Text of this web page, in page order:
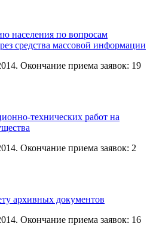
населения по вопросам
средства массовой информации
Окончание приема заявок: 19
технических работ на
Окончание приема заявок: 2
архивных документов
Окончание приема заявок: 16